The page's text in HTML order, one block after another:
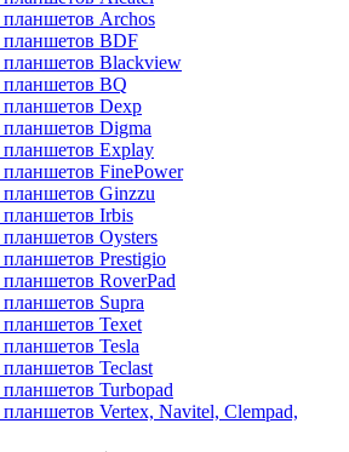
Archos
BDF
Blackview
BQ
Dexp
Digma
Explay
FinePower
Ginzzu
Irbis
Oysters
Prestigio
RoverPad
Supra
Texet
Tesla
Teclast
Turbopad
Vertex, Navitel, Clempad,